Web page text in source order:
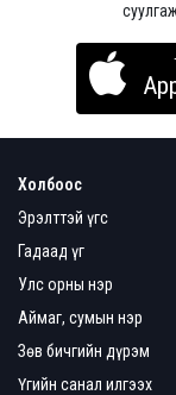
Холбоос
Эрэлттэй үгс
Гадаад үг
Улс орны нэр
Аймаг, сумын нэр
Зөв бичгийн дүрэм
Үгийн санал илгээх